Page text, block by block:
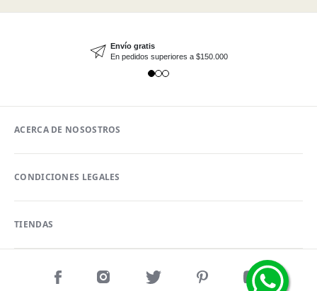
Envío gratis
En pedidos superiores a $150.000
ACERCA DE NOSOSTROS
CONDICIONES LEGALES
TIENDAS